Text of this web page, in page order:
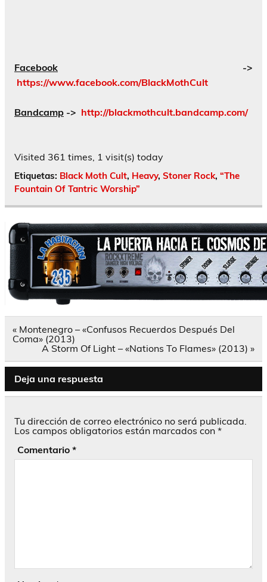
Facebook ->
https://www.facebook.com/BlackMothCult
Bandcamp -> http://blackmothcult.bandcamp.com/
Visited 361 times, 1 visit(s) today
Etiquetas: Black Moth Cult, Heavy, Stoner Rock, “The
Fountain Of Tantric Worship”
Navegación
de
entradas
« Montenegro – «Confusos Recuerdos Después Del
Coma» (2013)
A Storm Of Light – «Nations To Flames» (2013) »
Deja una respuesta
Tu dirección de correo electrónico no será publicada.
Los campos obligatorios están marcados con *
Comentario *